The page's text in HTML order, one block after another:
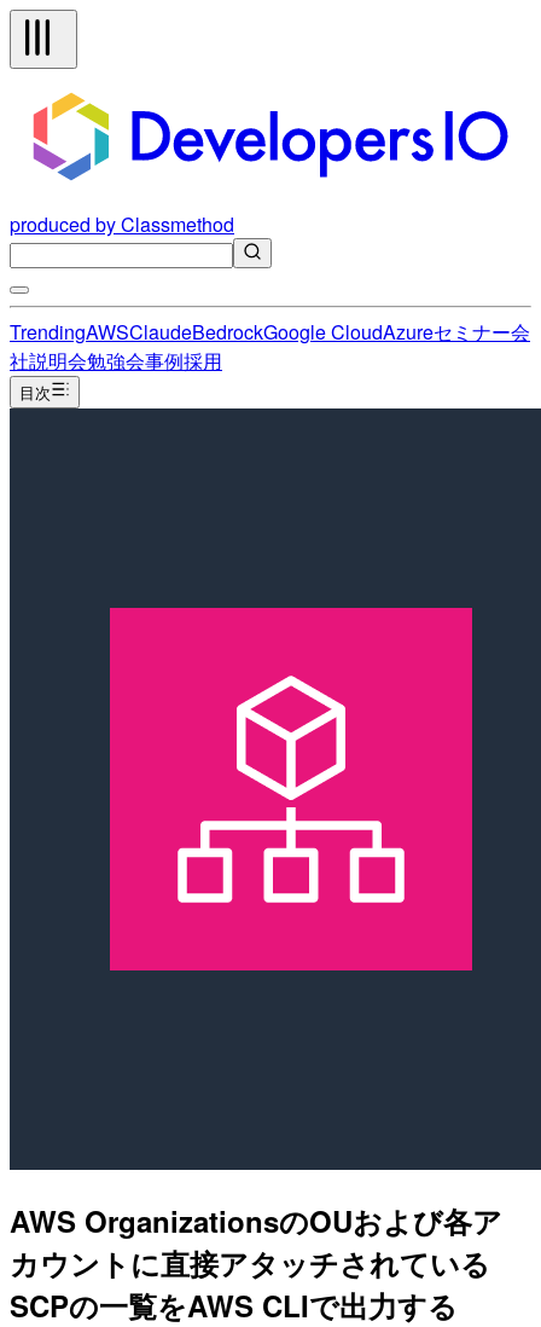
produced by Classmethod
TrendingAWSClaudeBedrockGoogle CloudAzureセミナー会
社説明会勉強会事例採用
目次
AWS OrganizationsのOUおよび各ア
カウントに直接アタッチされている
SCPの一覧をAWS CLIで出力する